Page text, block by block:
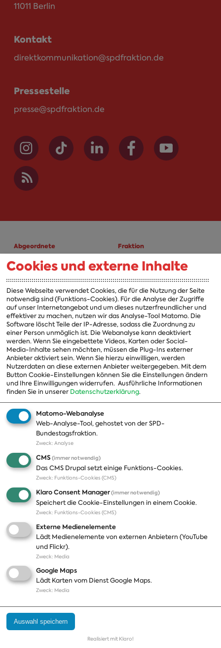
11011 Berlin
Kontakt
direktkommunikation@spdfraktion.de
Pressestelle
presse@spdfraktion.de
Abgeordnete
A-Z
Fraktion
Fraktion
Vorsitzender
Vorstand
Arbeitsgruppen
Ausschussvorsitzende
Beauftragte
Landesgruppen
Organisation
Themen
Positionen
Publikationen
Presse
Fotos
Pressekontakt
Termine
Jobs und Ausbildung
Häufige Fragen
Podcast
Abonnements
Aktualisierungen
Kontakt
Impressum
Datenschutz
Cookies und externe Inhalte
Diese Webseite verwendet Cookies, die für die Nutzung der Seite
notwendig sind (Funktions-Cookies). Für die Analyse der Zugriffe
auf unser Internetangebot und um dieses nutzerfreundlicher und
effektiver zu machen, nutzen wir das Analyse-Tool Matomo. Die
Software löscht Teile der IP-Adresse, sodass die Zuordnung zu
einer Person unmöglich ist. Die Webanalyse kann deaktiviert
werden. Wenn Sie eingebettete Videos, Karten oder Social-
Media-Inhalte sehen möchten, müssen die Plug-Ins externer
Anbieter aktiviert sein. Wenn Sie hierzu einwilligen, werden
Nutzerdaten an diese externen Anbieter weitergegeben. Mit dem
Button Cookie-Einstellungen können Sie die Einstellungen ändern
und Ihre Einwilligungen widerrufen. Ausführliche Informationen
finden Sie in unserer Datenschutzerklärung.
Matomo-Webanalyse
Web-Analyse-Tool, gehostet von der SPD-
Bundestagsfraktion.
Zweck: Analyse
CMS (immer notwendig)
Das CMS Drupal setzt einige Funktions-Cookies.
Zweck: Funktions-Cookies (CMS)
Klaro Consent Manager(immer notwendig)
Speichert die Cookie-Einstellungen in einem Cookie.
Zweck: Funktions-Cookies (CMS)
Externe Medienelemente
Lädt Medienelemente von externen Anbietern (YouTube
und Flickr).
Zweck: Media
Google Maps
Lädt Karten vom Dienst Google Maps.
Zweck: Media
Auswahl speichern
Realisiert mit Klaro!